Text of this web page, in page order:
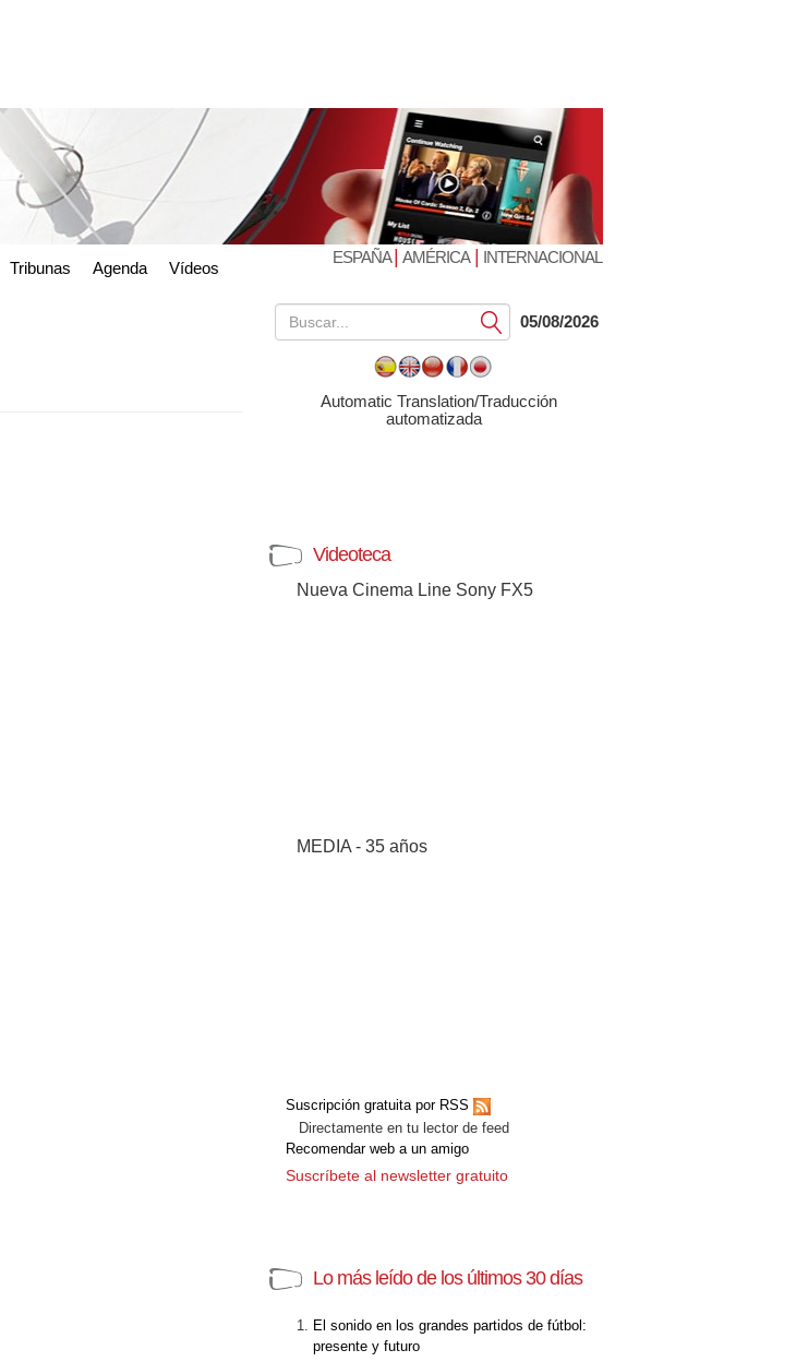
Tribunas Agenda Vídeos
ESPAÑA| AMÉRICA| INTERNACIONAL
Submit05/08/2026
Automatic Translation/Traducción
automatizada
Videoteca
Nueva Cinema Line Sony FX5
MEDIA - 35 años
Suscripción gratuita por RSS
Directamente en tu lector de feed
Recomendar web a un amigo
Suscríbete al newsletter gratuito
Lo más leído de los últimos 30 días
El sonido en los grandes partidos de fútbol:
presente y futuro